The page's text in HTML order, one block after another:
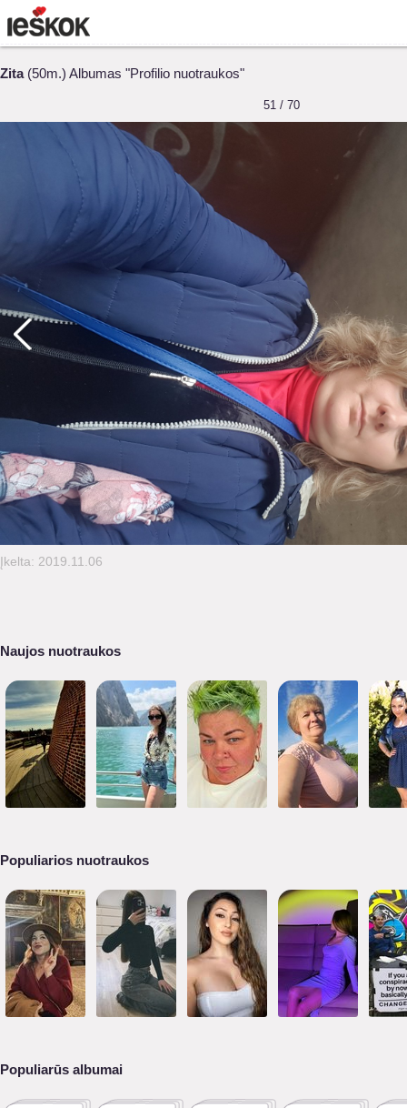
Zita(50m.) Albumas "Profilio nuotraukos"
51 / 70
Įkelta: 2019.11.06
Naujos nuotraukos
Populiarios nuotraukos
Populiarūs albumai